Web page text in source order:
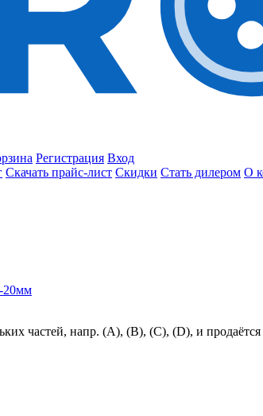
Регистрация Вход
Скачать прайс-лист Скидки Стать дилером О
20мм
частей, напр. (А), (B), (С), (D), и продаётся